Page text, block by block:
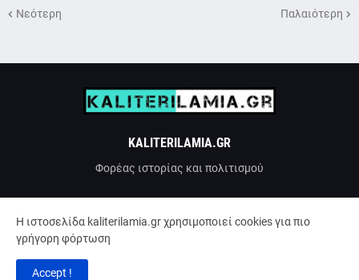
Νεότερη Παλαιότερη
KALITERILAMIA.GR
Φορέας ιστορίας και πολιτισμού
H ιστοσελίδα kaliterilamia.gr χρησιμοποιεί cookies για πιο
γρήγορη φόρτωση
Accept !